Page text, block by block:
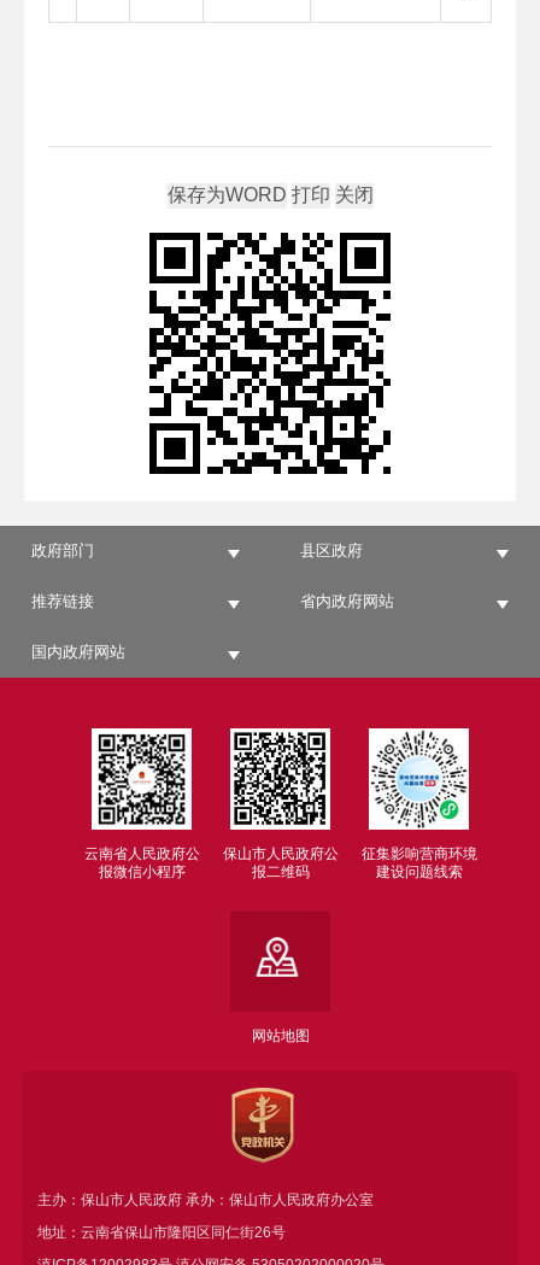
政府部门 县区政府
推荐链接 省内政府网站
国内政府网站
云南省人民政府公
报微信小程序
保山市人民政府公
报二维码
征集影响营商环境
建设问题线索
网站地图
主办：保山市人民政府 承办：保山市人民政府办公室
地址：云南省保山市隆阳区同仁街26号